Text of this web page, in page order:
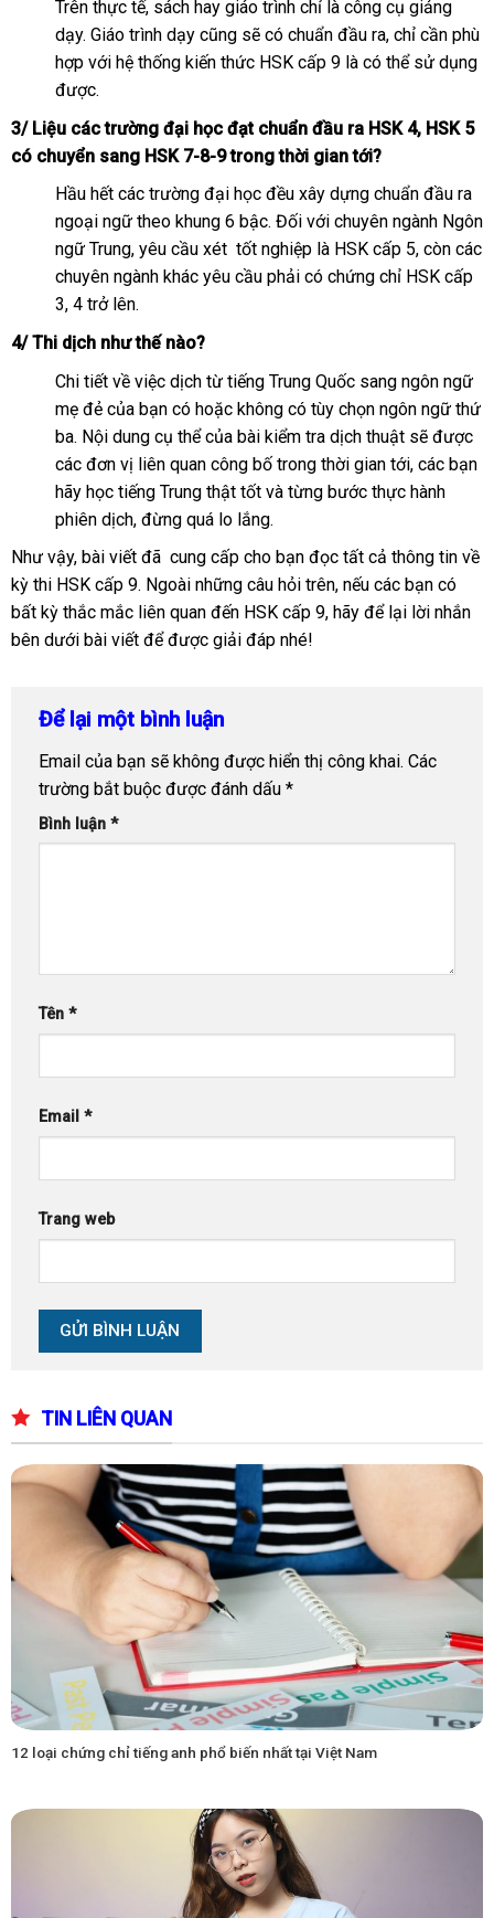
Trên thực tế, sách hay giáo trình chỉ là công cụ giảng
dạy. Giáo trình dạy cũng sẽ có chuẩn đầu ra, chỉ cần phù
hợp với hệ thống kiến ​​thức HSK cấp 9 là có thể sử dụng
được.
3/ Liệu các trường đại học đạt chuẩn đầu ra HSK 4, HSK 5
có chuyển sang HSK 7-8-9 trong thời gian tới?
Hầu hết các trường đại học đều xây dựng chuẩn đầu ra
ngoại ngữ theo khung 6 bậc. Đối với chuyên ngành Ngôn
ngữ Trung, yêu cầu xét tốt nghiệp là HSK cấp 5, còn các
chuyên ngành khác yêu cầu phải có chứng chỉ HSK cấp
3, 4 trở lên.
4/ Thi dịch như thế nào?
Chi tiết về việc dịch từ tiếng Trung Quốc sang ngôn ngữ
mẹ đẻ của bạn có hoặc không có tùy chọn ngôn ngữ thứ
ba. Nội dung cụ thể của bài kiểm tra dịch thuật sẽ được
các đơn vị liên quan công bố trong thời gian tới, các bạn
hãy học tiếng Trung thật tốt và từng bước thực hành
phiên dịch, đừng quá lo lắng.
Như vậy, bài viết đã cung cấp cho bạn đọc tất cả thông tin về
kỳ thi HSK cấp 9. Ngoài những câu hỏi trên, nếu các bạn có
bất kỳ thắc mắc liên quan đến HSK cấp 9, hãy để lại lời nhắn
bên dưới bài viết để được giải đáp nhé!
Để lại một bình luận
Email của bạn sẽ không được hiển thị công khai. Các
trường bắt buộc được đánh dấu *
Bình luận *
Tên *
Email *
Trang web
TIN LIÊN QUAN
12 loại chứng chỉ tiếng anh phổ biến nhất tại Việt Nam